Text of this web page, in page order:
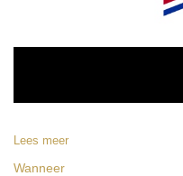
Lees meer
Wanneer